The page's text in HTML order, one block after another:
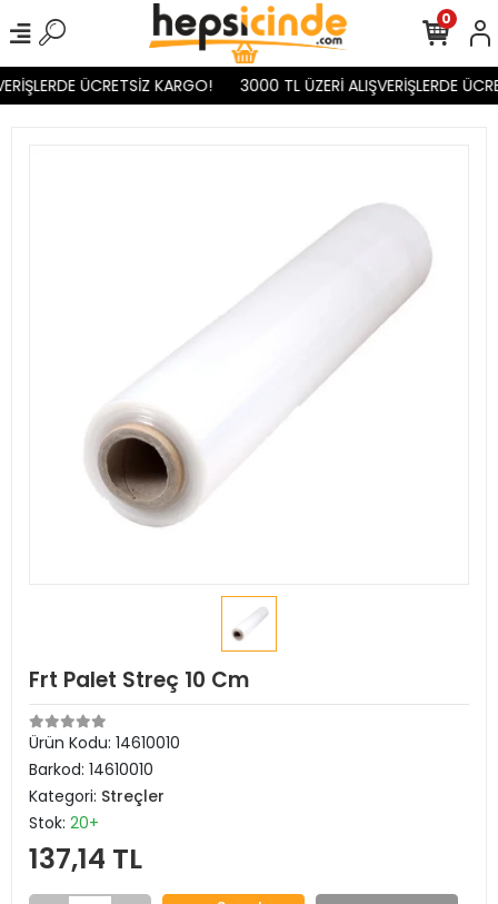
ÜCRETSİZ KARGO! 3000 TL ÜZERİ ALIŞVERİŞLERDE
0
Frt Palet Streç 10 Cm
Ürün Kodu: 14610010
Barkod: 14610010
Kategori: Streçler
Stok: 20+
137,14 TL